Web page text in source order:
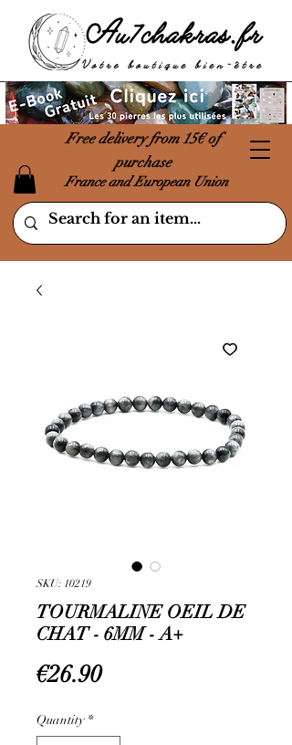
Free delivery from 15€ of
purchase
France and European Union
SKU: 10219
TOURMALINE OEIL DE
CHAT - 6MM - A+
€26.90Price
Quantity *